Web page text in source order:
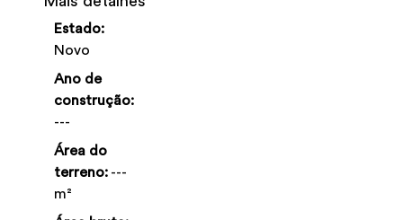
Estado:
Novo
Ano de
construção:
---
Área do
terreno: ---
m²